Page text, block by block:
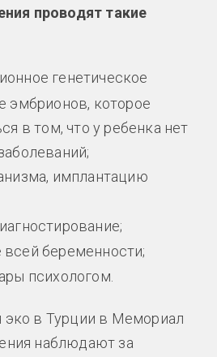
проводят такие
генетическое
эмбрионов, которое
в том, что у ребенка нет
имплантацию
беременности;
психологом.
эко в Турции в Мемориал
наблюдают за